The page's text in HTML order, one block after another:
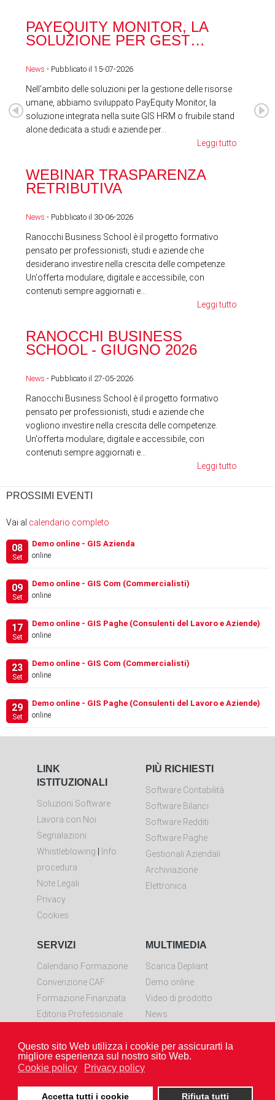
Questo sito Web utilizza i cookie per assicurarti la
migliore esperienza sul nostro sito Web.
Cookie policy
Privacy policy
Accetta tutti i cookie Rifiuta tutti
PAYEQUITY MONITOR, LA
SOLUZIONE PER GEST…
News - Pubblicato il 15-07-2026
Nell'ambito delle soluzioni per la gestione delle risorse
umane, abbiamo sviluppato PayEquity Monitor, la
soluzione integrata nella suite GIS HRM o fruibile stand
alone dedicata a studi e aziende per...
Leggi tutto
WEBINAR TRASPARENZA
RETRIBUTIVA
News - Pubblicato il 30-06-2026
Ranocchi Business School è il progetto formativo
pensato per professionisti, studi e aziende che
desiderano investire nella crescita delle competenze.
Un'offerta modulare, digitale e accessibile, con
contenuti sempre aggiornati e...
Leggi tutto
RANOCCHI BUSINESS
SCHOOL - GIUGNO 2026
News - Pubblicato il 27-05-2026
Ranocchi Business School è il progetto formativo
pensato per professionisti, studi e aziende che
vogliono investire nella crescita delle competenze.
Un'offerta modulare, digitale e accessibile, con
contenuti sempre aggiornati e...
Leggi tutto
PROSSIMI EVENTI
Vai al calendario completo
08
Set
Demo online - GIS Azienda
online
09
Set
Demo online - GIS Com (Commercialisti)
online
17
Set
Demo online - GIS Paghe (Consulenti del Lavoro e Aziende)
online
23
Set
Demo online - GIS Com (Commercialisti)
online
29
Set
Demo online - GIS Paghe (Consulenti del Lavoro e Aziende)
online
LINK
ISTITUZIONALI
Soluzioni Software
Lavora con Noi
Segnalazioni
Whistleblowing
Info
procedura
Note Legali
Privacy
Cookies
PIÙ RICHIESTI
Software Contabilità
Software Bilanci
Software Redditi
Software Paghe
Gestionali Aziendali
Archiviazione
Elettronica
SERVIZI
Calendario Formazione
Convenzione CAF
Formazione Finanziata
Editoria Professionale
Scarica LiveResolve per
Windows
MULTIMEDIA
Scarica Depliant
Demo online
Video di prodotto
News